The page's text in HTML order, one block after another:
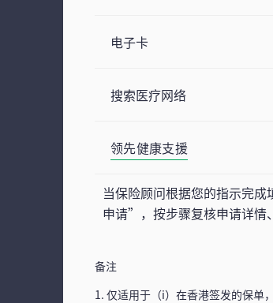
电子卡
搜索医疗网络
领先健康支援
当保险顾问根据您的指示完
申请”，按步骤复核申请详情
备注
1. 仅适用于（i）在香港签发的保单